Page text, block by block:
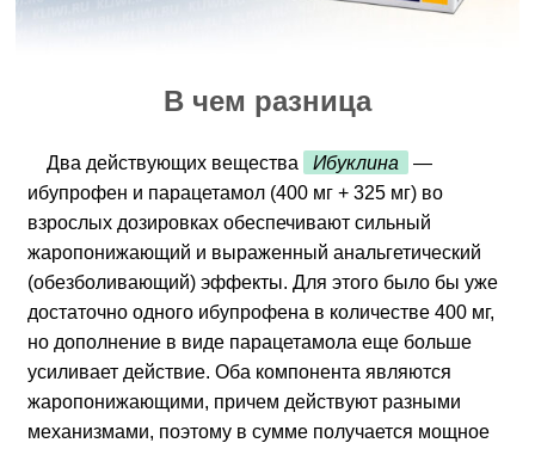
В чем разница
Два действующих вещества Ибуклина
—
ибупрофен и парацетамол (400 мг + 325 мг) во
взрослых дозировках обеспечивают сильный
жаропонижающий и выраженный анальгетический
(обезболивающий) эффекты. Для этого было бы уже
достаточно одного ибупрофена в количестве 400 мг,
но дополнение в виде парацетамола еще больше
усиливает действие. Оба компонента являются
жаропонижающими, причем действуют разными
механизмами, поэтому в сумме получается мощное